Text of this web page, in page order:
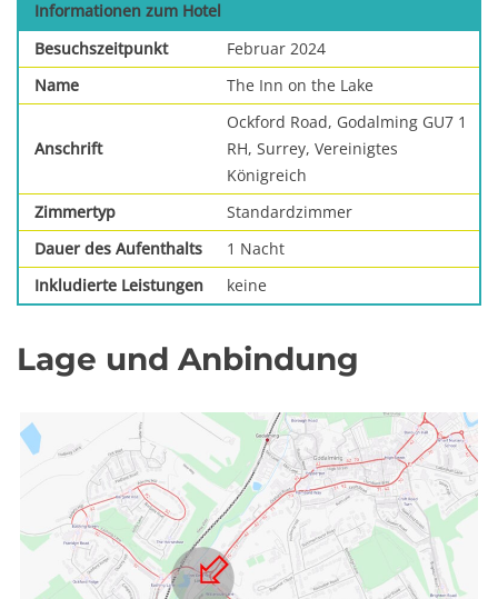
Informationen zum Hotel
Besuchszeitpunkt
Februar 2024
Name
The Inn on the Lake
Anschrift
Ockford Road, Godalming GU7 1
RH, Surrey, Vereinigtes
Königreich
Zimmertyp
Standardzimmer
Dauer des Aufenthalts
1 Nacht
Inkludierte Leistungen
keine
Lage und Anbindung